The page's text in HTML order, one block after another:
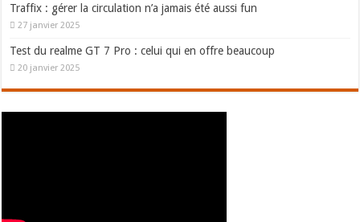
Traffix : gérer la circulation n’a jamais été aussi fun
27 janvier 2025
Test du realme GT 7 Pro : celui qui en offre beaucoup
20 janvier 2025